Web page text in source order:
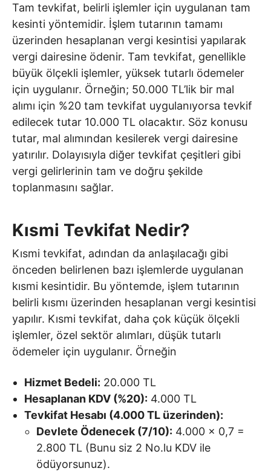
Tam tevkifat, belirli işlemler için uygulanan tam
kesinti yöntemidir. İşlem tutarının tamamı
üzerinden hesaplanan vergi kesintisi yapılarak
vergi dairesine ödenir. Tam tevkifat, genellikle
büyük ölçekli işlemler, yüksek tutarlı ödemeler
için uygulanır. Örneğin; 50.000 TL’lik bir mal
alımı için %20 tam tevkifat uygulanıyorsa tevkif
edilecek tutar 10.000 TL olacaktır. Söz konusu
tutar, mal alımından kesilerek vergi dairesine
yatırılır. Dolayısıyla diğer tevkifat çeşitleri gibi
vergi gelirlerinin tam ve doğru şekilde
toplanmasını sağlar.
Kısmi Tevkifat Nedir?
Kısmi tevkifat, adından da anlaşılacağı gibi
önceden belirlenen bazı işlemlerde uygulanan
kısmi kesintidir. Bu yöntemde, işlem tutarının
belirli kısmı üzerinden hesaplanan vergi kesintisi
yapılır. Kısmi tevkifat, daha çok küçük ölçekli
işlemler, özel sektör alımları, düşük tutarlı
ödemeler için uygulanır. Örneğin
Hizmet Bedeli: 20.000 TL
Hesaplanan KDV (%20): 4.000 TL
Tevkifat Hesabı (4.000 TL üzerinden):
Devlete Ödenecek (7/10): 4.000 x 0,7 =
2.800 TL (Bunu siz 2 No.lu KDV ile
ödüyorsunuz).